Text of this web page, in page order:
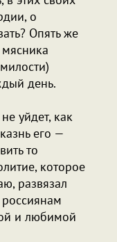
о
Опять же
день.
уйдет, как
его —
то
которое
развязал
и любимой